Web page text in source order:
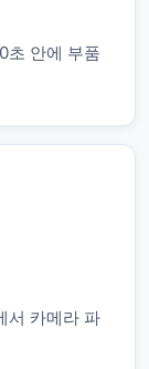
초 안에 부품
서 카메라 파